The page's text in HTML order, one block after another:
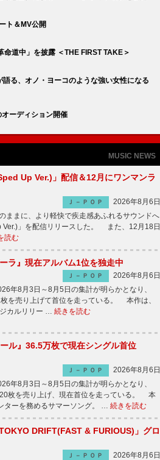
ト＆MV公開
道中」を披露 ＜THE FIRST TAKE＞
る、オノ・ヨーコのような強い女性になる
ーディション開催
MUSIC NEWS
Up Ver.)」配信＆12月にワンマンラ
Ｊ－ＰＯＰ
2026年8月6日
まに、より軽快で疾走感あふれるサウンドへ
Ver.)」を配信リリースした。 また、12月18日
読む
ラ』現在アルバム1位を独走中
Ｊ－ＰＯＰ
2026年8月6日
年8月3日～8月5日の集計が明らかとなり、
を売り上げて首位を走っている。 本作は、
カルリリー … 続きを読む
ル』36.5万枚で現在シングル首位
Ｊ－ＰＯＰ
2026年8月6日
年8月3日～8月5日の集計が明らかとなり、
枚を売り上げ、現在首位を走っている。 本
ターを務めるサマーソング。 … 続きを読む
DRIFT(FAST & FURIOUS)」グロ
Ｊ－ＰＯＰ 2026年8月6日